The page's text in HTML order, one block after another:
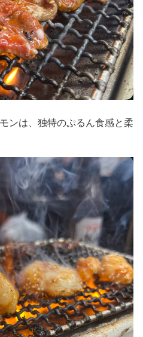
ンは、独特のぷるん食感と柔